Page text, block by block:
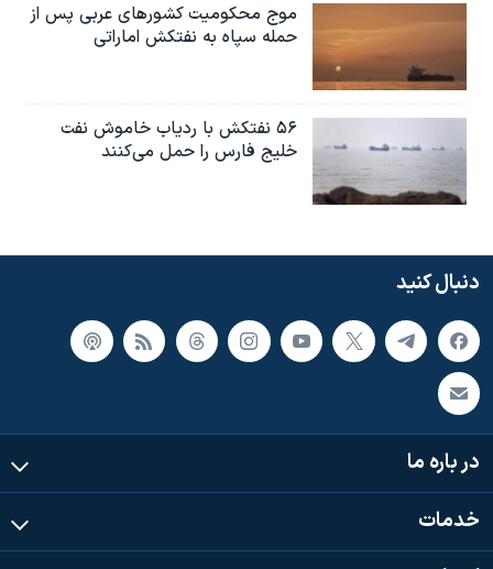
موج محکومیت کشورهای عربی پس از
حمله سپاه به نفتکش اماراتی
۵۶ نفتکش با ردیاب خاموش نفت
خلیج فارس را حمل می‌کنند
دنبال کنید
در باره ما
خدمات